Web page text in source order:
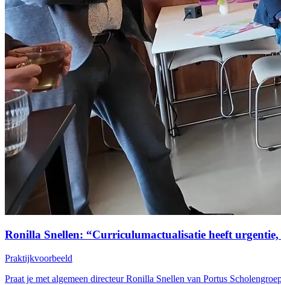
Ronilla Snellen: “Curriculumactualisatie heeft
Praktijkvoorbeeld
Praat je met algemeen directeur Ronilla Snellen van Portus